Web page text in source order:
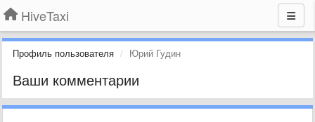
HiveTaxi
Профиль пользователя Юрий Гудин
Ваши комментарии